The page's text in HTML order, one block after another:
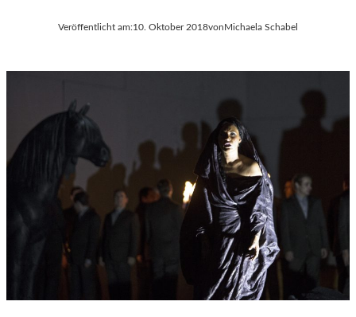
Veröffentlicht am:10. Oktober 2018von Michaela Schabel